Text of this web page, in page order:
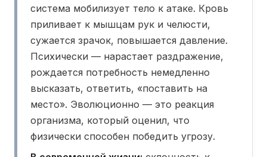
система мобилизует тело к атаке. Кровь
приливает к мышцам рук и челюсти,
сужается зрачок, повышается давление.
Психически — нарастает раздражение,
рождается потребность немедленно
высказать, ответить, «поставить на
место». Эволюционно — это реакция
организма, который оценил, что
физически способен победить угрозу.